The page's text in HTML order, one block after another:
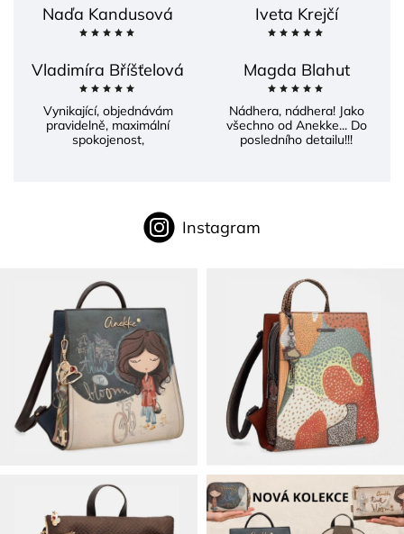
Naďa Kandusová Iveta Krejčí
Vladimíra Bříšťelová
Vynikající, objednávám
pravidelně, maximální
spokojenost,
Magda Blahut
Nádhera, nádhera! Jako
všechno od Anekke... Do
posledního detailu!!!
Instagram